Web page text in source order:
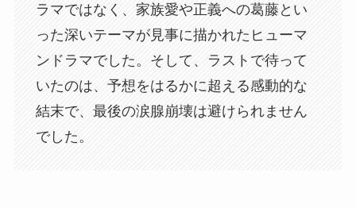
ラマではなく、家族愛や正義への葛藤とい
った深いテーマが見事に描かれたヒューマ
ンドラマでした。そして、ラストで待って
いたのは、予想をはるかに超える感動的な
結末で、最後の涙腺崩壊は避けられません
でした。